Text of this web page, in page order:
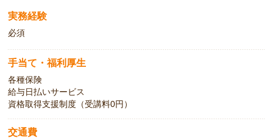
実務経験
必須
手当て・福利厚生
各種保険
給与日払いサービス
資格取得支援制度（受講料0円）
交通費